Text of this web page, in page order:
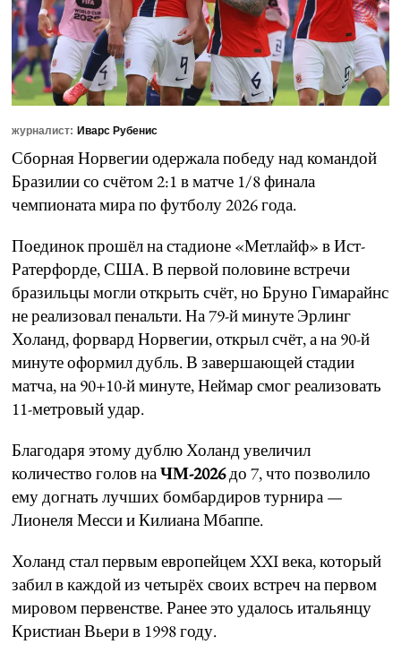
журналист: Иварс Рубенис
Сборная Норвегии одержала победу над командой
Бразилии со счётом 2:1 в матче 1/8 финала
чемпионата мира по футболу 2026 года.
Поединок прошёл на стадионе «Метлайф» в Ист-
Ратерфорде, США. В первой половине встречи
бразильцы могли открыть счёт, но Бруно Гимарайнс
не реализовал пенальти. На 79-й минуте Эрлинг
Холанд, форвард Норвегии, открыл счёт, а на 90-й
минуте оформил дубль. В завершающей стадии
матча, на 90+10-й минуте, Неймар смог реализовать
11-метровый удар.
Благодаря этому дублю Холанд увеличил
количество голов наЧМ-2026до 7, что позволило
ему догнать лучших бомбардиров турнира —
Лионеля Месси и Килиана Мбаппе.
Холанд стал первым европейцем XXI века, который
забил в каждой из четырёх своих встреч на первом
мировом первенстве. Ранее это удалось итальянцу
Кристиан Вьери в 1998 году.